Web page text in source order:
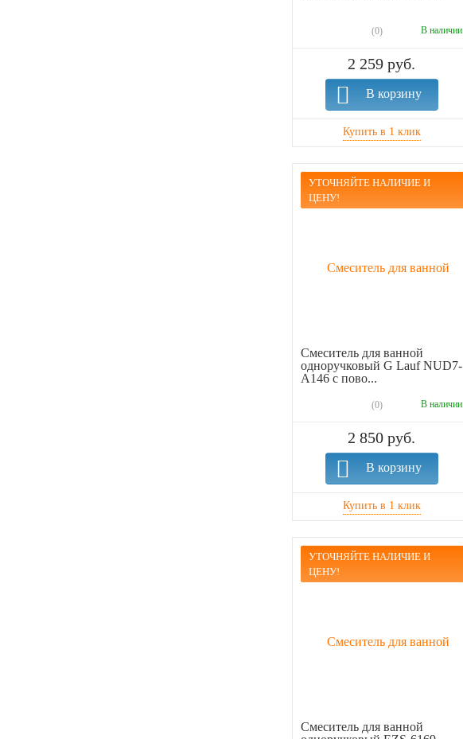
(0) В наличии
2 259 руб.
В корзину
УТОЧНЯЙТЕ НАЛИЧИЕ И
ЦЕНУ!
Смеситель для ванной
одноручковый G Lauf NUD7-
A146 с пово...
(0) В наличии
2 850 руб.
В корзину
УТОЧНЯЙТЕ НАЛИЧИЕ И
ЦЕНУ!
Смеситель для ванной